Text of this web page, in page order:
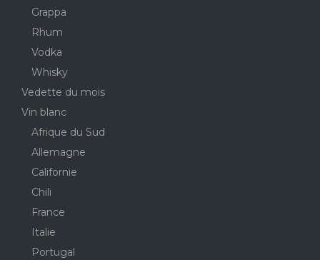
Grappa
Rhum
Vodka
Whisky
Vedette du mois
Vin blanc
Afrique du Sud
Allemagne
Californie
Chili
France
Italie
Portugal